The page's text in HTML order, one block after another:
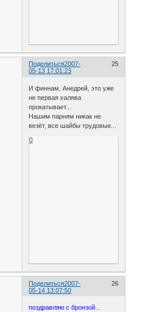
Поделиться 25
2007-
05-13 17:01:23
И финнам, Анедрей, это уже
не первая халява
прокатывает...
Нашим парням никак не
везёт, все шайбы трудовые...
0
Поделиться 26
2007-
05-14 13:07:50
поздравляю с бронзой...